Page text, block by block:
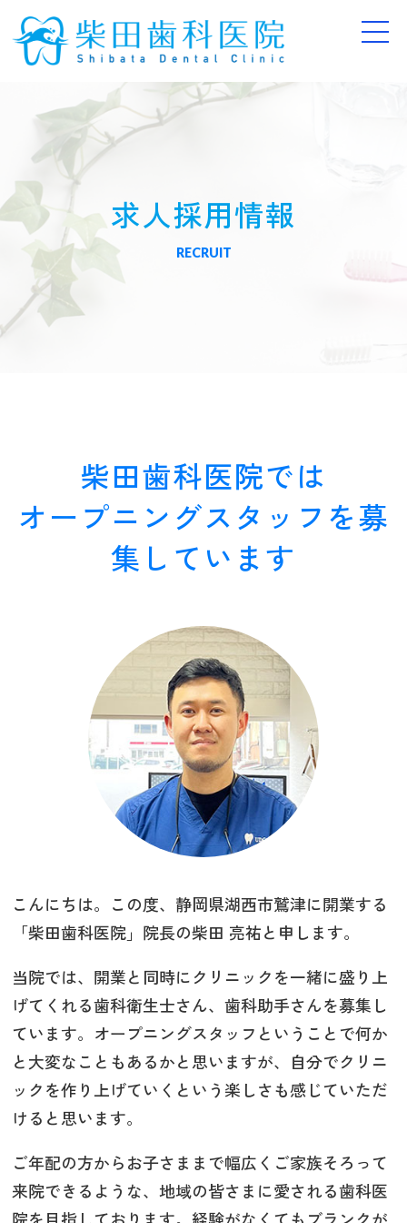
求人採用情報
RECRUIT
柴田歯科医院では
オープニングスタッフを募
集しています
こんにちは。この度、静岡県湖西市鷲津に開業する
「柴田歯科医院」院長の柴田 亮祐と申します。
当院では、開業と同時にクリニックを一緒に盛り上
げてくれる歯科衛生士さん、歯科助手さんを募集し
ています。オープニングスタッフということで何か
と大変なこともあるかと思いますが、自分でクリニ
ックを作り上げていくという楽しさも感じていただ
けると思います。
ご年配の方からお子さままで幅広くご家族そろって
来院できるような、地域の皆さまに愛される歯科医